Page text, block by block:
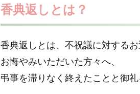
香典返しとは？
香典返しとは、不祝議に対するお
お悔やみいただいた方々へ、
弔事を滞りなく終えたことと御